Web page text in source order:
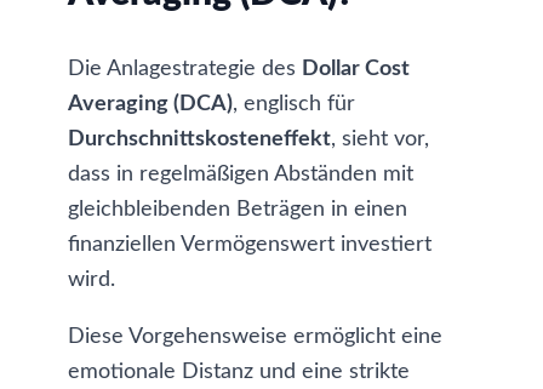
Die Anlagestrategie des Dollar Cost
Averaging (DCA), englisch für
Durchschnittskosteneffekt, sieht vor,
dass in regelmäßigen Abständen mit
gleichbleibenden Beträgen in einen
finanziellen Vermögenswert investiert
wird.
Diese Vorgehensweise ermöglicht eine
emotionale Distanz und eine strikte